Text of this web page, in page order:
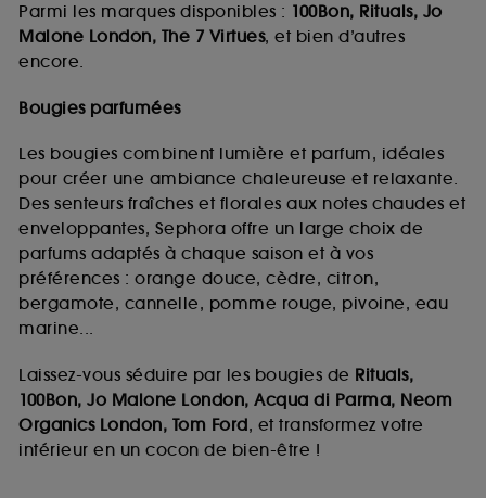
Parmi les marques disponibles : 100Bon, Rituals, Jo
Malone London, The 7 Virtues, et bien d’autres
encore.
Bougies parfumées
Les bougies combinent lumière et parfum, idéales
pour créer une ambiance chaleureuse et relaxante.
Des senteurs fraîches et florales aux notes chaudes et
enveloppantes, Sephora offre un large choix de
parfums adaptés à chaque saison et à vos
préférences : orange douce, cèdre, citron,
bergamote, cannelle, pomme rouge, pivoine, eau
marine...
Laissez-vous séduire par les bougies de Rituals,
100Bon, Jo Malone London, Acqua di Parma, Neom
Organics London, Tom Ford, et transformez votre
intérieur en un cocon de bien-être !